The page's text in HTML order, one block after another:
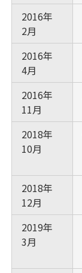
2016年
2月
2016年
4月
2016年
11月
2018年
10月
2018年
12月
2019年
3月